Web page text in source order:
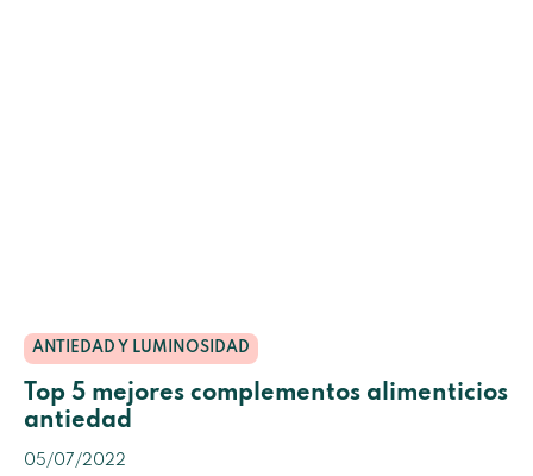
ANTIEDAD Y LUMINOSIDAD
Top 5 mejores complementos alimenticios
antiedad
05/07/2022